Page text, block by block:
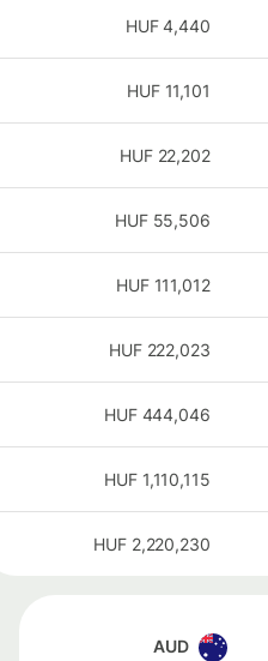
4,440
HUF
11,101
HUF
22,202
HUF
55,506
HUF
111,012
HUF
222,023
HUF
444,046
HUF
1,110,115
HUF
2,220,230
HUF
AUD